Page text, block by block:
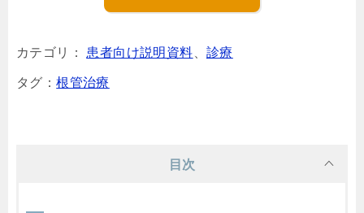
カテゴリ： 患者向け説明資料 、診療
タグ：根管治療
目次